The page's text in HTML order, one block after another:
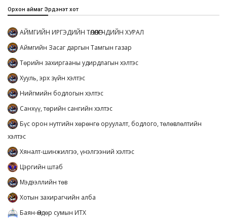
Орхон аймаг Эрдэнэт хот
АЙМГИЙН ИРГЭДИЙН ТӨЛӨӨЛӨГЧДИЙН ХУРАЛ
Аймгийн Засаг даргын Тамгын газар
Төрийн захиргааны удирдлагын хэлтэс
Хууль, эрх зүйн хэлтэс
Нийгмийн бодлогын хэлтэс
Санхүү, төрийн сангийн хэлтэс
Бүс орон нутгийн хөрөнгө оруулалт, бодлого, төлөвлөлтийн
хэлтэс
Хяналт-шинжилгээ, үнэлгээний хэлтэс
Цэргийн штаб
Мэдээллийн төв
Хотын захирагчийн алба
Баян-Өндөр сумын ИТХ